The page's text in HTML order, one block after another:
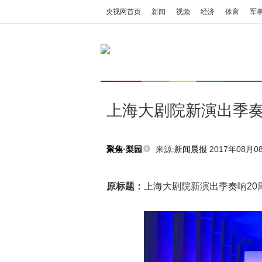
央视网首页 新闻 视频 经济 体育 军
上海大剧院新演出季
聚焦·梨园 来源:新闻晨报 2017年08月
原标题： 上海大剧院新演出季奏响20